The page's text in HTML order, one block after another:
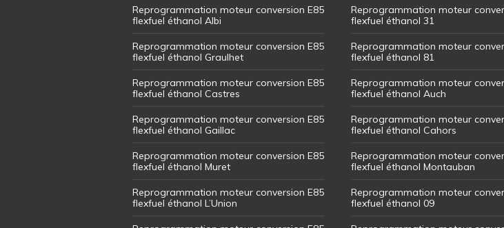
Reprogrammation moteur conversion E85
flexfuel éthanol Albi
Reprogrammation moteur conversion E85
flexfuel éthanol Graulhet
Reprogrammation moteur conversion E85
flexfuel éthanol Castres
Reprogrammation moteur conversion E85
flexfuel éthanol Gaillac
Reprogrammation moteur conversion E85
flexfuel éthanol Muret
Reprogrammation moteur conversion E85
flexfuel éthanol L’Union
Reprogrammation moteur
flexfuel éthanol 31
Reprogrammation moteur
flexfuel éthanol 81
Reprogrammation moteur
flexfuel éthanol Auch
Reprogrammation moteur
flexfuel éthanol Cahors
Reprogrammation moteur
flexfuel éthanol Montauban
Reprogrammation moteur
flexfuel éthanol 09